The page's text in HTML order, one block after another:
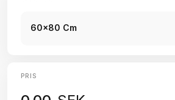
60x80 Cm
PRIS